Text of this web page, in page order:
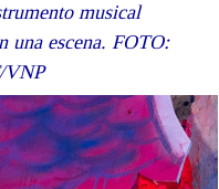
musical
una escena. FOTO:
VNP